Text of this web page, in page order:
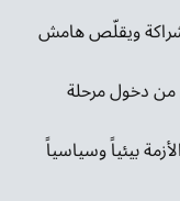
ويقلّص هامش
دخول مرحلة
بيئياً وسياسياً